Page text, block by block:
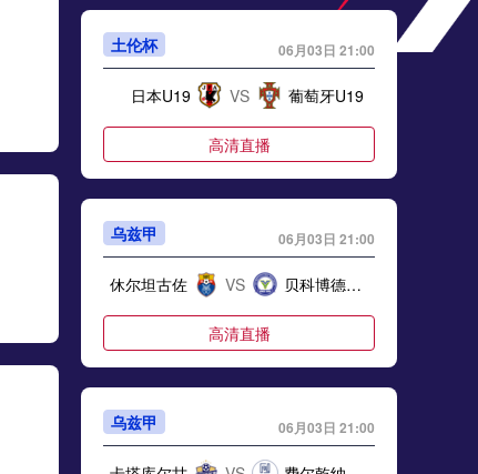
土伦杯 06月03日 21:00
日本U19 VS 葡萄牙U19
高清直播
乌兹甲 06月03日 21:00
休尔坦古佐 VS 贝科博德冶金
高清直播
乌兹甲 06月03日 21:00